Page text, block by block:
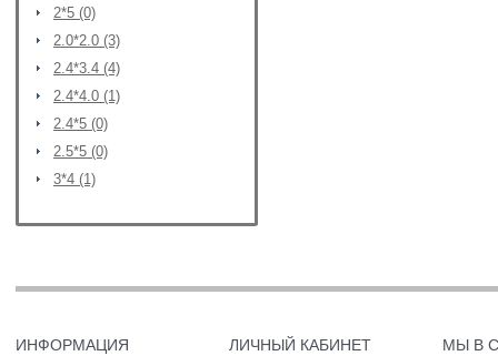
2*5 (0)
2.0*2.0 (3)
2.4*3.4 (4)
2.4*4.0 (1)
2.4*5 (0)
2.5*5 (0)
3*4 (1)
ИНФОРМАЦИЯ ЛИЧНЫЙ КАБИНЕТ МЫ В